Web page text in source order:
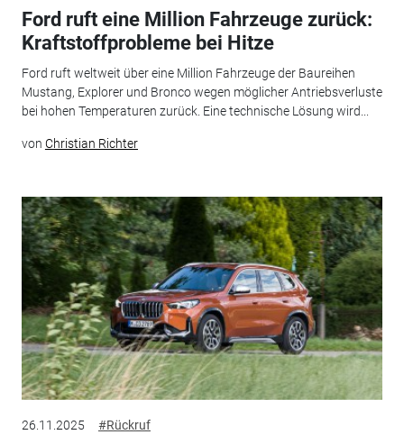
Ford ruft eine Million Fahrzeuge zurück:
Kraftstoffprobleme bei Hitze
Ford ruft weltweit über eine Million Fahrzeuge der Baureihen
Mustang, Explorer und Bronco wegen möglicher Antriebsverluste
bei hohen Temperaturen zurück. Eine technische Lösung wird...
von Christian Richter
26.11.2025 #Rückruf